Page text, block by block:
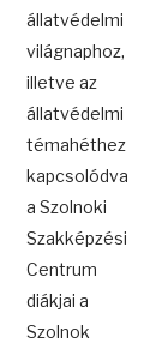
állatvédelmi
világnaphoz,
illetve az
állatvédelmi
témahéthez
kapcsolódva
a Szolnoki
Szakképzési
Centrum
diákjai a
Szolnok